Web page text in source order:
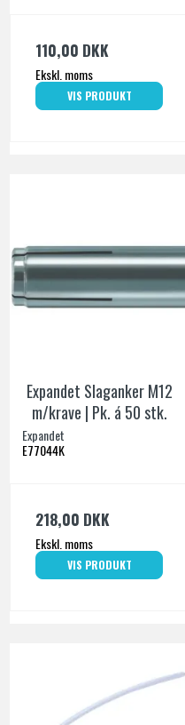
110,00 DKK
Ekskl. moms
VIS PRODUKT
Expandet Slaganker M12
m/krave | Pk. á 50 stk.
Expandet
E77044K
218,00 DKK
Ekskl. moms
VIS PRODUKT